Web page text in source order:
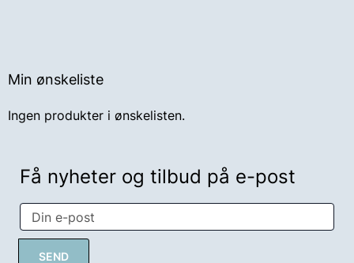
Min ønskeliste
Ingen produkter i ønskelisten.
Få nyheter og tilbud på e-post
SEND